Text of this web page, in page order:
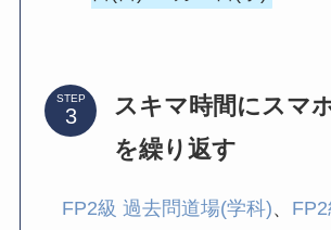
STEP
スキマ時間にスマ
を繰り返す
FP2級 過去問道場(学科)、